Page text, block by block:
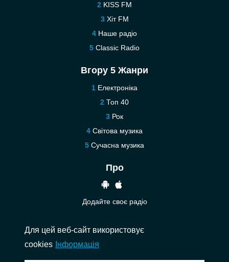
KISS FM
Хіт FM
Наше радіо
Classic Radio
Вгору 5 Жанри
Електроніка
Топ 40
Рок
Світова музика
Сучасна музика
Про
Додайте своє радіо
Зв’язатися з нами
Для цей веб-сайт використовує
cookies Інформація